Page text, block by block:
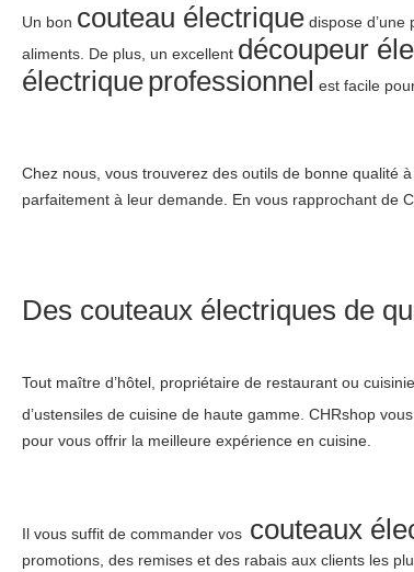
Un bon couteau électrique dispose
aliments. De plus, un excellent découpeur
électriqueprofessionnel est facile
Chez nous, vous trouverez des outils de bonne qualité
parfaitement à leur demande. En vous rapprochant de
Des couteaux électriques de
Tout maître d’hôtel, propriétaire de restaurant ou
d’ustensiles de cuisine de haute gamme. CHRshop
pour vous offrir la meilleure expérience en cuisine.
Il vous suffit de commander vos couteaux
promotions, des remises et des rabais aux clients les